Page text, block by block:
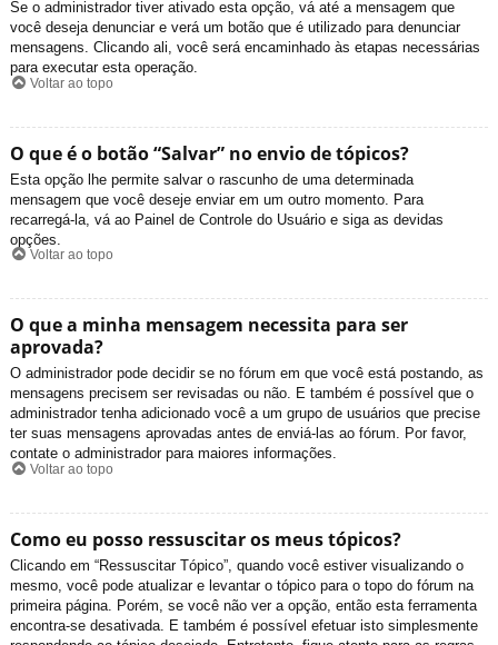
Se o administrador tiver ativado esta opção, vá até a mensagem que
você deseja denunciar e verá um botão que é utilizado para denunciar
mensagens. Clicando ali, você será encaminhado às etapas necessárias
para executar esta operação.
Voltar ao topo
O que é o botão “Salvar” no envio de tópicos?
Esta opção lhe permite salvar o rascunho de uma determinada
mensagem que você deseje enviar em um outro momento. Para
recarregá-la, vá ao Painel de Controle do Usuário e siga as devidas
opções.
Voltar ao topo
O que a minha mensagem necessita para ser
aprovada?
O administrador pode decidir se no fórum em que você está postando, as
mensagens precisem ser revisadas ou não. E também é possível que o
administrador tenha adicionado você a um grupo de usuários que precise
ter suas mensagens aprovadas antes de enviá-las ao fórum. Por favor,
contate o administrador para maiores informações.
Voltar ao topo
Como eu posso ressuscitar os meus tópicos?
Clicando em “Ressuscitar Tópico”, quando você estiver visualizando o
mesmo, você pode atualizar e levantar o tópico para o topo do fórum na
primeira página. Porém, se você não ver a opção, então esta ferramenta
encontra-se desativada. E também é possível efetuar isto simplesmente